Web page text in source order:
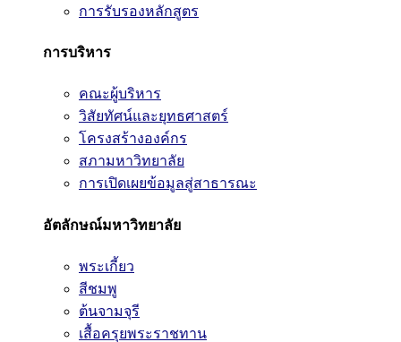
การรับรองหลักสูตร
การบริหาร
คณะผู้บริหาร
วิสัยทัศน์และยุทธศาสตร์
โครงสร้างองค์กร
สภามหาวิทยาลัย
การเปิดเผยข้อมูลสู่สาธารณะ
อัตลักษณ์มหาวิทยาลัย
พระเกี้ยว
สีชมพู
ต้นจามจุรี
เสื้อครุยพระราชทาน